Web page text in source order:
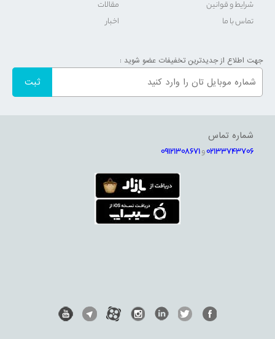
شرایط و قوانین
تماس با ما
مقالات
اخبار
جهت اطلاع از جدیدترین تخفیفات عضو شوید :
شماره تماس
02133743706و09121308671